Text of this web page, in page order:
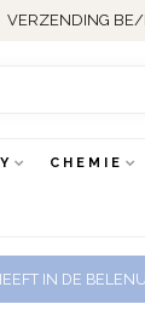
VERZENDING BE/
CHEMIE
IN DE